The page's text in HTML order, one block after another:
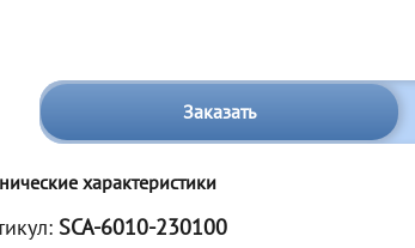
Заказать
характеристики
SCA-6010-230100